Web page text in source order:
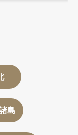
島